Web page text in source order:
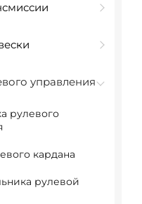
управления
рулевого
кардана
рулевой